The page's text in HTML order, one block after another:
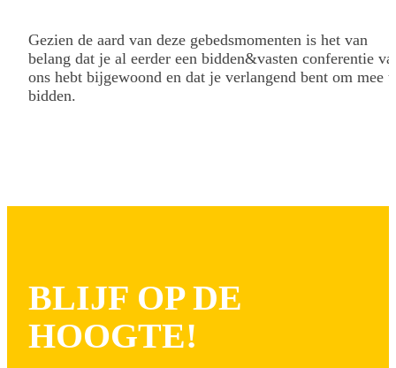
Gezien de aard van deze gebedsmomenten is het van
belang dat je al eerder een bidden&vasten conferentie
ons hebt bijgewoond en dat je verlangend bent om mee
bidden.
BLIJF OP DE
HOOGTE!